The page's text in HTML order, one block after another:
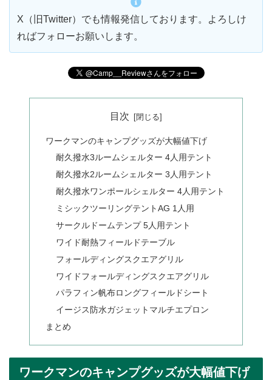
X（旧Twitter）でも情報発信しております。よろしけ
ればフォローお願いします。
目次
ワークマンのキャンプグッズが大幅値下げ
耐久撥水3ルームシェルター 4人用テント
耐久撥水2ルームシェルター 3人用テント
耐久撥水ワンポールシェルター 4人用テント
ミシックツーリングテントAG 1人用
サークルドームテンプ 5人用テント
ワイド耐熱フィールドテーブル
フォールディングスクエアグリル
ワイドフォールディングスクエアグリル
パラフィン帆布ロングフィールドシート
イージス防水ガジェットマルチエプロン
まとめ
ワークマンのキャンプグッズが大幅値下げ